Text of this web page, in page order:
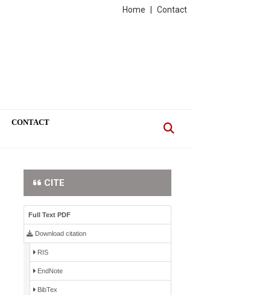
Contact
Home
CONTACT
CITE
Full Text PDF
Download citation
RIS
EndNote
BibTex